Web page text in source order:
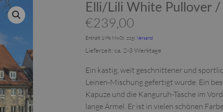
Elli/Lili White Pullover
€239,00
Enthält 19% MwSt. zzgl.Versand
Lieferzeit: ca. 2-3 Werktage
Ein kastig, weit geschnittener und
Leinen-Mischung gefertigt wurde. Ein
Kapuze und die Kanguruh-Tasche im
lange Ärmel. Er ist in vielen schönen